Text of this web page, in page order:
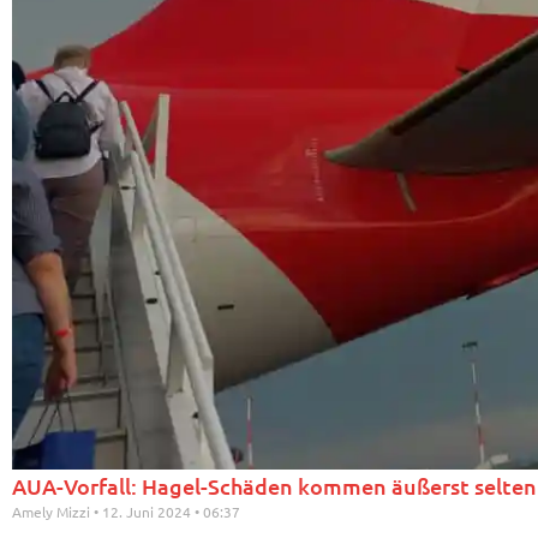
AUA-Vorfall: Hagel-Schäden kommen äußerst
Amely Mizzi 12. Juni 2024 06:37